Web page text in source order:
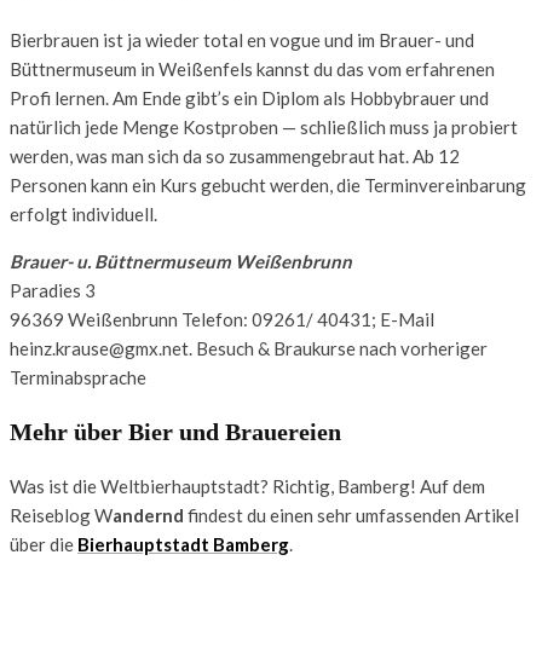
Bierbrauen ist ja wieder total en vogue und im Brauer- und
Büttnermuseum in Weißenfels kannst du das vom erfahrenen
Profi lernen. Am Ende gibt’s ein Diplom als Hobbybrauer und
natürlich jede Menge Kostproben — schließlich muss ja probiert
werden, was man sich da so zusammengebraut hat. Ab 12
Personen kann ein Kurs gebucht werden, die Terminvereinbarung
erfolgt individuell.
Brauer- u. Büttnermuseum Weißenbrunn
Paradies 3
96369 Weißenbrunn Telefon: 09261/ 40431; E-Mail
heinz.krause@gmx.net. Besuch & Braukurse nach vorheriger
Terminabsprache
Mehr über Bier und Brauereien
Was ist die Weltbierhauptstadt? Richtig, Bamberg! Auf dem
Reiseblog Wandernd findest du einen sehr umfassenden Artikel
über die Bierhauptstadt Bamberg.